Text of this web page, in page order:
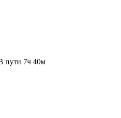
пути 7ч 40м